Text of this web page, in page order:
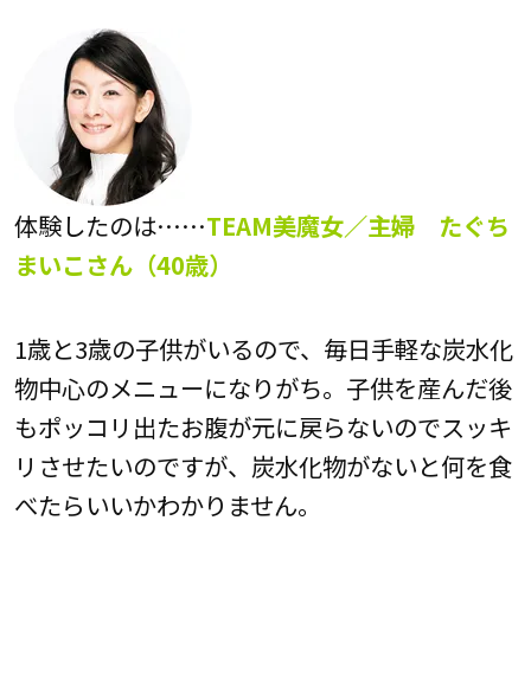
体験したのは……TEAM美魔女／主婦 たぐち
まいこさん（40歳）
1歳と3歳の子供がいるので、毎日手軽な炭水化
物中心のメニューになりがち。子供を産んだ後
もポッコリ出たお腹が元に戻らないのでスッキ
リさせたいのですが、炭水化物がないと何を食
べたらいいかわかりません。